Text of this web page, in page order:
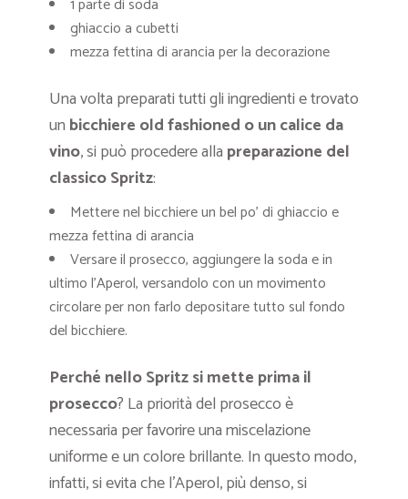
ghiaccio a cubetti
mezza fettina di arancia per la decorazione
Una volta preparati tutti gli ingredienti e trovato
un bicchiere old fashioned o un calice da
vino, si può procedere alla preparazione del
classico Spritz:
Mettere nel bicchiere un bel po’ di ghiaccio e
mezza fettina di arancia
Versare il prosecco, aggiungere la soda e in
ultimo l’Aperol, versandolo con un movimento
circolare per non farlo depositare tutto sul fondo
del bicchiere.
Perché nello Spritz si mette prima il
prosecco? La priorità del prosecco è
necessaria per favorireuna miscelazione
uniforme e un colore brillante. In questo modo,
infatti, si evita che l’Aperol, più denso, si